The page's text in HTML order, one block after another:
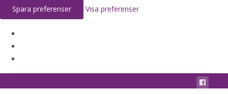
Spara preferenser Visa preferenser